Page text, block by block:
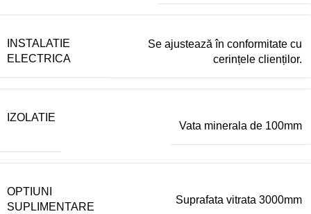
INSTALATIE
ELECTRICA
Se ajustează în conformitate cu
cerințele clienților.
IZOLATIE
Vata minerala de 100mm
OPTIUNI
SUPLIMENTARE
Suprafata vitrata 3000mm